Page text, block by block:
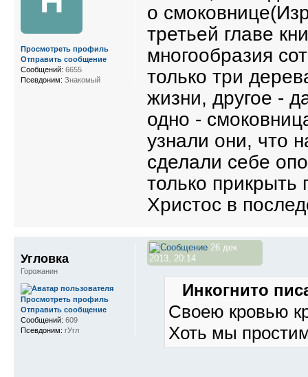
о
третьей главе
многообразия
только три
жизни, другое -
одно -
узнали они, что
сделали себе
только прикрыть
Христос в
Просмотреть профиль
Отправить сообщение
Сообщений: 6655
Псевдоним: Знакомый
26 дек
2013, 20:14
Инкогнито
Своею кровью
Хоть мы
Угловка
Горожанин
Просмотреть профиль
Отправить сообщение
Сообщений: 609
Псевдоним: гУгл